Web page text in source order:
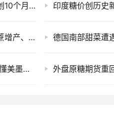
一柱擎天！周五ICE外糖大幅上涨突破16美分创10个月新高，下周一国内……
利好来了！巴西Unica最新生产数据解读：甘蔗增产、食糖产量同比减少12.38%
墨西哥增产，北美食糖贸易会怎么变？一文读懂美墨食糖贸易